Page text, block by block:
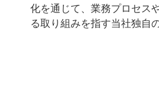
化を通じて、業務プロセス
る取り組みを指す当社独自